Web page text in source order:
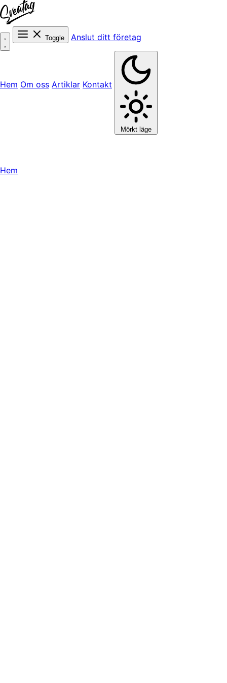
Toggle Anslut ditt företag
Hem Om oss Artiklar Kontakt
Mörkt läge
Hem